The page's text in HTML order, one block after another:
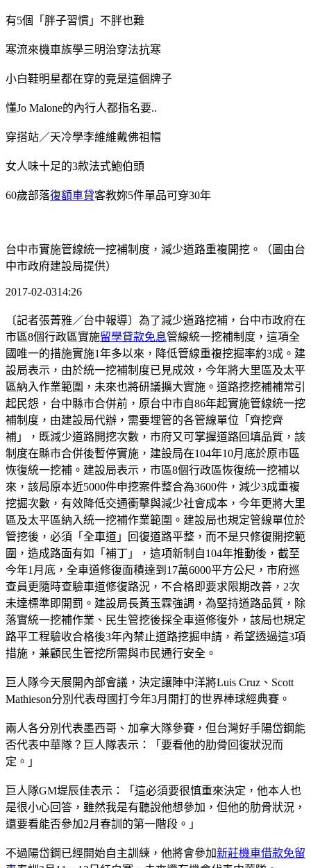
有5個「胖子習慣」不胖也難
寒流來機車族學三明治穿法抗寒
小白鞋明星都在穿的竟是這個牌子
懂Jo Malone的內行人都指名要..
穿搭站／天冷學李維維戴佛祖帽
女人味十足的3款法式鮑伯頭
60歲部落復額車貸客教妳5件單品可穿30年
台中市實施管線統一挖補制度，減少道路重複開挖。（圖由台
中市政府建設局提供）
2017-02-0314:26
〔記者張菁雅／台中報導〕為了減少道路挖補，台中市政府在
市區8個行政區實施留學貸款免息管線統一挖補制度，這項全
國唯一的措施實施1年多以來，降低管線重複挖掘率約3成。建
設局表示，由於統一挖補制度已見成效，今年將大里區及太平
區納入作業範圍，未來也將研議擴大實施。道路挖挖補補常引
起民怨，台中縣市合併前，原台中市自86年起實施管線統一挖
補制度，由建設局代辦，需要埋管的各管線單位「齊挖齊
補」，既減少道路開挖次數，市府又可掌握道路回填品質，該
制度在縣市合併後暫停實施，建設局在104年10月底於原市區
恢復統一挖補。建設局表示，市區8個行政區恢復統一挖補以
來，該局原本近5000件申挖案件整合為3600件，減少3成重複
挖掘次數，有效降低交通衝擊與減少社會成本，今年更將大里
區及太平區納入統一挖補作業範圍。建設局也規定管線單位於
管挖後，必須「全車道」回復道路平整，而不是只修復開挖範
圍，造成路面有如「補丁」，這項新制自104年推動後，截至
今年1月底，全車道修復面積達到17萬6000平方公尺，市府巡
查員更隨時查驗車道修復路況，不合格即要求限期改善，2次
未達標準即開罰。建設局長黃玉霖強調，為堅持道路品質，除
落實統一挖補作業、民生管挖後採全車道修復外，該局也規定
路平工程驗收合格後3年內禁止道路挖掘申請，希望透過這3項
措施，兼顧民生管挖所需與市民通行安全。
巨人隊今天展開內部會議，決定讓陣中洋將Luis Cruz、Scott
Mathieson分別代表母國打今年3月開打的世界棒球經典賽。
兩人各分別代表墨西哥、加拿大隊參賽，但台灣好手陽岱鋼能
否代表中華隊？巨人隊表示：「要看他的肋骨回復狀況而
定。」
巨人隊GM堤辰佳表示：「這必須要很慎重來決定，他本人也
是很小心回答，雖然我是有聽說他想參加，但他的肋骨狀況，
還要看能否參加2月春訓的第一階段。」
不過陽岱鋼已經開始自主訓練，他將會參加新莊機車借款免留